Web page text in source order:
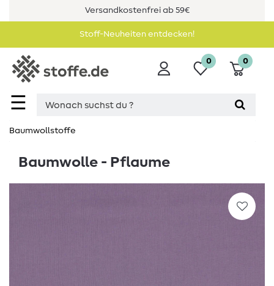
Versandkostenfrei ab 59€
Stoff-Neuheiten entdecken!
☰
0 0
Baumwollstoffe
Baumwolle - Pflaume